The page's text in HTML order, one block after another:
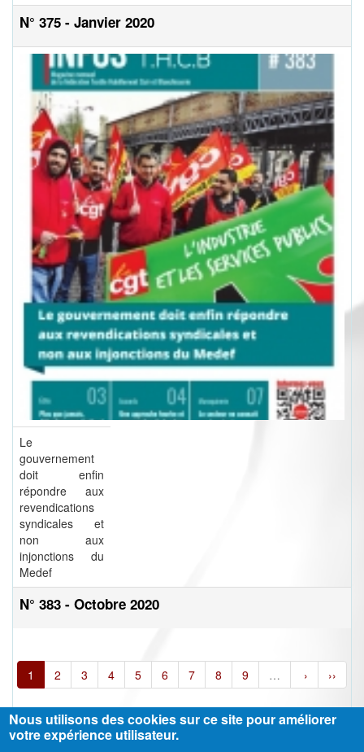
N° 375 - Janvier 2020
Le
gouvernement
doit enfin
répondre aux
revendications
syndicales et
non aux
injonctions du
Medef
N° 383 - Octobre 2020
1 2 3 4 5 6 7 8 9 … › ››
Nous utilisons des cookies sur ce site pour améliorer
votre expérience utilisateur.